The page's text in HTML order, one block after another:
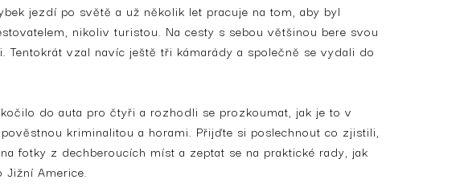
jezdí po světě a už několik let pracuje na tom, aby byl
nikoliv turistou. Na cesty s sebou většinou bere svou
Tentokrát vzal navíc ještě tři kámarády a společně se vydali do
do auta pro čtyři a rozhodli se prozkoumat, jak je to v
kriminalitou a horami. Přijďte si poslechnout co zjistili,
fotky z dechberoucích míst a zeptat se na praktické rady, jak
Jižní Americe.